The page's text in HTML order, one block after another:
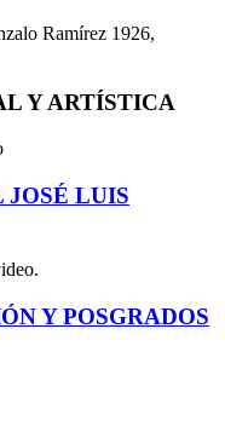
Ramírez 1926,
Y ARTÍSTICA
LUIS
Y POSGRADOS